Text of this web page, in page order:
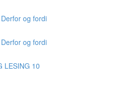
og fordi
og fordi
LESING 10